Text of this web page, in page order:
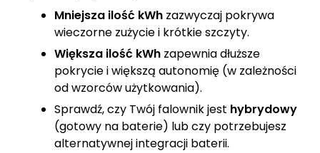
Mniejsza ilość kWh zazwyczaj pokrywa
wieczorne zużycie i krótkie szczyty.
Większa ilość kWh zapewnia dłuższe
pokrycie i większą autonomię (w zależności
od wzorców użytkowania).
Sprawdź, czy Twój falownik jest hybrydowy
(gotowy na baterie) lub czy potrzebujesz
alternatywnej integracji baterii.